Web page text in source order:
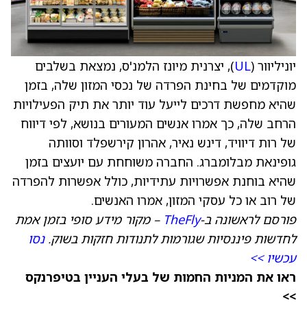
יוניליוור (UL), יצרנית מיונז הלמנ'ס, נמצאת בשלבים
מוקדמים של בחינת הפרדה של נכסי המזון שלה, בזמן
שהיא מחפשת דרכים לייעל עוד יותר את תיק הפעילויות
הרחב שלה, כך אמרו אנשים המעורים בנושא, לפי דיווח
של רות דיוויד, דינש נאיר, אהרון קירשפלד וסוותה
גופינאת מבלומברג. החברה משוחחת עם יועצים בזמן
שהיא בוחנת אפשרויות עתידיות, כולל אפשרות להפרדה
של רוב או כל עסקי המזון, אמרו האנשים.
פורסם לראשונה ב-TheFly – מקור מידע סופי בזמן אמת
לחדשות פיננסיות שגורמות לתנודות חזקות בשוק.נסו
עכשיו >>
ראו את המניות החמות של בעלי העניין בטיפרנקס
>>